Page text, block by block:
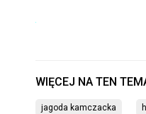
jagoda kamczacka